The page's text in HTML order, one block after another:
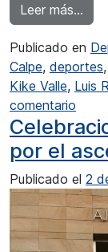
Leer más…
Publicado en
Calpe, deportes,
Kike Valle, Luis
comentario
por el
Publicado el 2